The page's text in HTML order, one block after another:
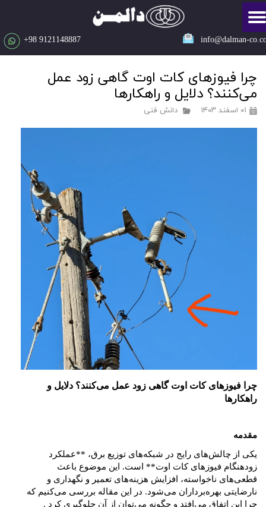
​​​​9121148887 98+ info@dalman-
چرا فیوزهای کات اوت گاهی زود عمل
می‌کنند؟ دلایل و راهکارها
۰۱ اسفند ۱۴۰۳ دانش فنی
چرا فیوزهای کات اوت گاهی زود عمل می‌کنند؟ دلایل و
راهکارها
مقدمه
یکی از چالش‌های رایج در شبکه‌های توزیع برق، **عملکرد
زودهنگام فیوزهای کات اوت** است. این موضوع باعث
قطعی‌های ناخواسته، افزایش هزینه‌های تعمیر و نگهداری و
نارضایتی بهره‌برداران می‌شود. در این مقاله بررسی می‌کنیم که
چرا این اتفاق می‌افتد و چگونه می‌توان از آن جلوگیری کرد .